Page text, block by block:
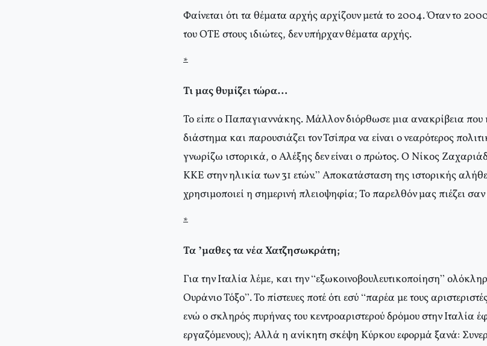
Φαίνεται ότι τα θέματα αρχής αρχίζουν μετά το 2004. Όταν το
του ΟΤΕ στους ιδιώτες, δεν υπήρχαν θέματα αρχής.
*
Τι μας θυμίζει τώρα…
Το είπε ο Παπαγιαννάκης. Μάλλον διόρθωσε μια ανακρίβεια που
διάστημα και παρουσιάζει τον Τσίπρα να είναι ο νεαρότερος
γνωρίζω ιστορικά, ο Αλέξης δεν είναι ο πρώτος. Ο Νίκος
ΚΚΕ στην ηλικία των 31 ετών.” Αποκατάσταση της ιστορικής
χρησιμοποιεί η σημερινή πλειοψηφία; Το παρελθόν μας πιέζει
*
Τα ’μαθες τα νέα Χατζησωκράτη;
Για την Ιταλία λέμε, και την “εξωκοινοβουλευτικοποίηση”
Ουράνιο Τόξο”. Το πίστευες ποτέ ότι εσύ “παρέα με τους
ενώ ο σκληρός πυρήνας του κεντροαριστερού δρόμου στην Ιταλία
εργαζόμενους); Αλλά η ανίκητη σκέψη Κύρκου εφορμά ξανά: